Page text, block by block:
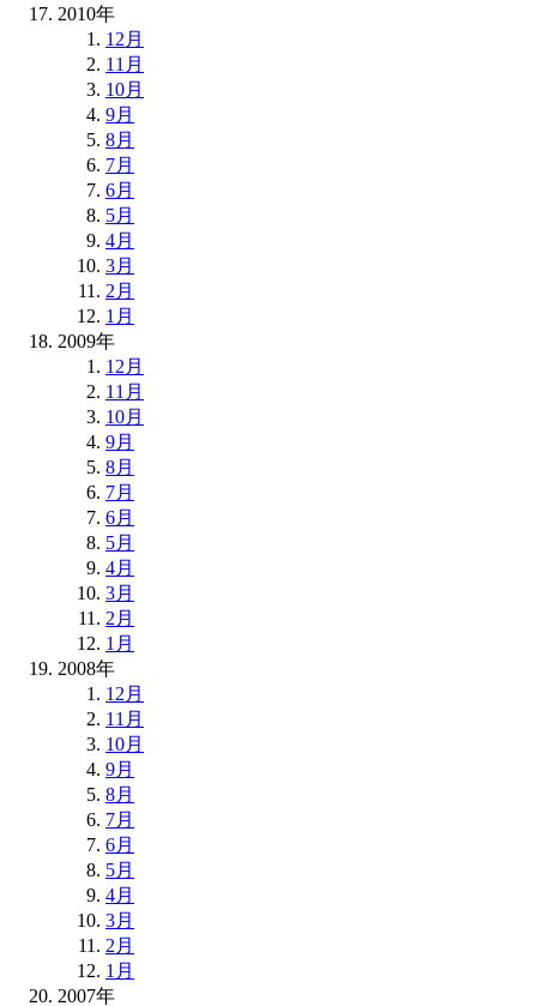
2010年
12月
11月
10月
9月
8月
7月
6月
5月
4月
3月
2月
1月
2009年
12月
11月
10月
9月
8月
7月
6月
5月
4月
3月
2月
1月
2008年
12月
11月
10月
9月
8月
7月
6月
5月
4月
3月
2月
1月
2007年